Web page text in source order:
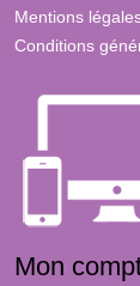
Mentions
Conditions
Mon